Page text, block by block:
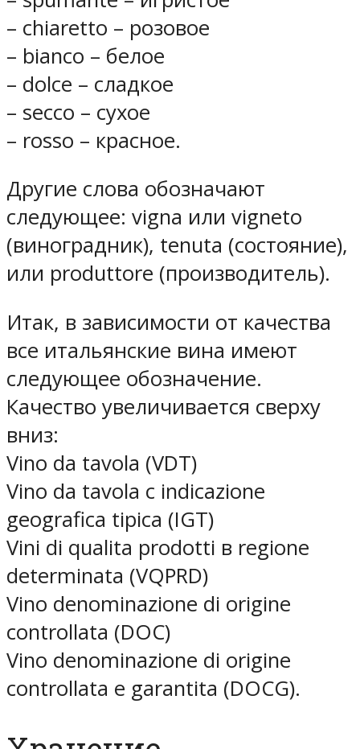
– chiaretto – розовое
– bianco – белое
– dolce – сладкое
– secco – сухое
– rosso – красное.
Другие слова обозначают
следующее: vigna или vigneto
(виноградник), tenuta (состояние),
или produttore (производитель).
Итак, в зависимости от качества
все итальянские вина имеют
следующее обозначение.
Качество увеличивается сверху
вниз:
Vino da tavola (VDT)
Vino da tavola с indicazione
geografica tipica (IGT)
Vini di qualita prodotti в regione
determinata (VQPRD)
Vino denominazione di origine
controllata (DOC)
Vino denominazione di origine
controllata e garantita (DOCG).